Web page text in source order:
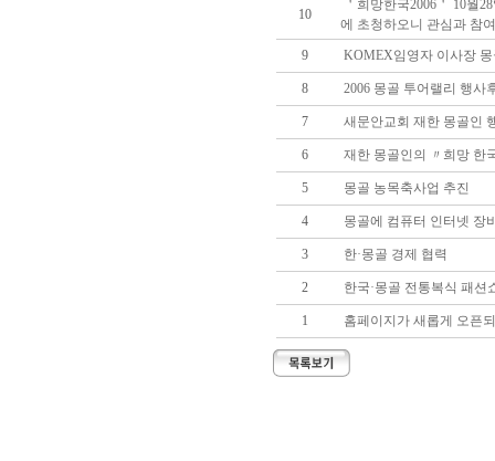
10
＇희망한국2006＇ 10월
에 초청하오니 관심과 참
9
KOMEX임영자 이사장
8 2006 몽골 투어랠리 행사
7 새문안교회 재한 몽골인
6 재한 몽골인의 〃희망 한
5 몽골 농목축사업 추진
4 몽골에 컴퓨터 인터넷 장
3 한·몽골 경제 협력
2 한국·몽골 전통복식 패션
1 홈페이지가 새롭게 오픈